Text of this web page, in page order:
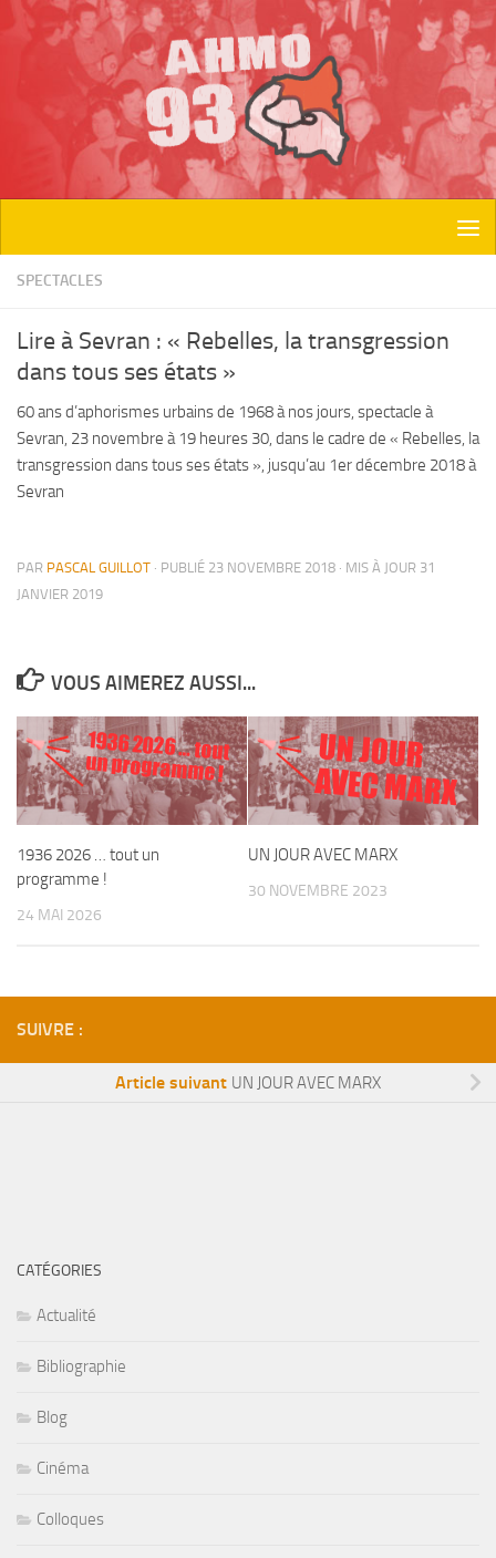
Skip to content
SPECTACLES
Lire à Sevran : « Rebelles, la transgression
dans tous ses états »
60 ans d’aphorismes urbains de 1968 à nos jours, spectacle à
Sevran, 23 novembre à 19 heures 30, dans le cadre de « Rebelles, la
transgression dans tous ses états », jusqu’au 1er décembre 2018 à
Sevran
PAR PASCAL GUILLOT · PUBLIÉ 23 NOVEMBRE 2018 · MIS À JOUR 31
JANVIER 2019
VOUS AIMEREZ AUSSI...
1936 2026 … tout
un programme !
1936 2026 … tout un
programme !
24 MAI 2026
UN JOUR
AVEC MARX
UN JOUR AVEC MARX
30 NOVEMBRE 2023
SUIVRE :
Article suivant UN JOUR AVEC MARX
CATÉGORIES
Actualité
Bibliographie
Blog
Cinéma
Colloques